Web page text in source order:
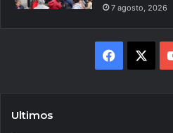
7 agosto, 2026
Facebook
Ultimos